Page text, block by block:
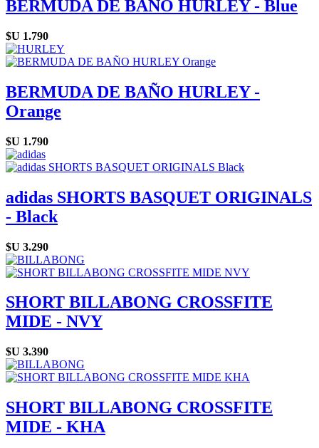
BERMUDA DE BAÑO HURLEY - Blue
$U 1.790
BERMUDA DE BAÑO HURLEY -
Orange
$U 1.790
adidas SHORTS BASQUET ORIGINALS
- Black
$U 3.290
SHORT BILLABONG CROSSFITE
MIDE - NVY
$U 3.390
SHORT BILLABONG CROSSFITE
MIDE - KHA